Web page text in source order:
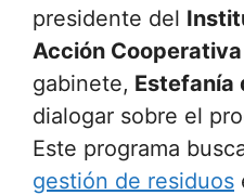
presidente del
Acción Cooperativa
gabinete, Estefanía
dialogar sobre el
Este programa
gestión de residuos